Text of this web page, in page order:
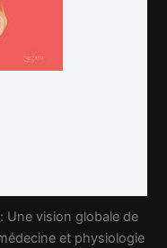
Une vision globale de
et physiologie